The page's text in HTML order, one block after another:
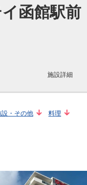
函館駅前
施設詳細
設・その他 料理